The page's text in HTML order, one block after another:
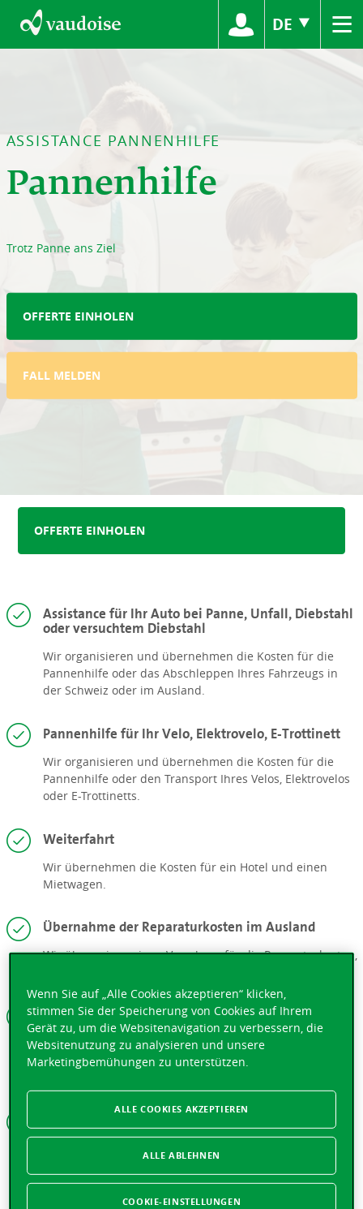
DE ≡
ASSISTANCE PANNENHILFE
Pannenhilfe
Trotz Panne ans Ziel
OFFERTE EINHOLEN
FALL MELDEN
OFFERTE EINHOLEN
Assistance für Ihr Auto bei Panne, Unfall, Diebstahl
oder versuchtem Diebstahl
Wir organisieren und übernehmen die Kosten für die
Pannenhilfe oder das Abschleppen Ihres Fahrzeugs in
der Schweiz oder im Ausland.
Pannenhilfe für Ihr Velo, Elektrovelo, E-Trottinett
Wir organisieren und übernehmen die Kosten für die
Pannenhilfe oder den Transport Ihres Velos, Elektrovelos
oder E-Trottinetts.
Weiterfahrt
Wir übernehmen die Kosten für ein Hotel und einen
Mietwagen.
Übernahme der Reparaturkosten im Ausland
Wir überweisen einen Vorschuss für die Reparaturkosten,
Übernahme des Selbstbehalts
Bei einem Unfall mit einem Mietwagen wird Ihr
Selbstbehalt übernommen, auch bei eigenem
Beteiligung an zusätzlichen Kosten (Treibstoff,
Telefonkosten)
Wenn Sie auf „Alle Cookies akzeptieren“ klicken,
stimmen Sie der Speicherung von Cookies auf Ihrem
Gerät zu, um die Websitenavigation zu verbessern, die
Websitenutzung zu analysieren und unsere
Marketingbemühungen zu unterstützen.
ALLE ABLEHNEN
ALLE COOKIES AKZEPTIEREN
COOKIE-EINSTELLUNGEN